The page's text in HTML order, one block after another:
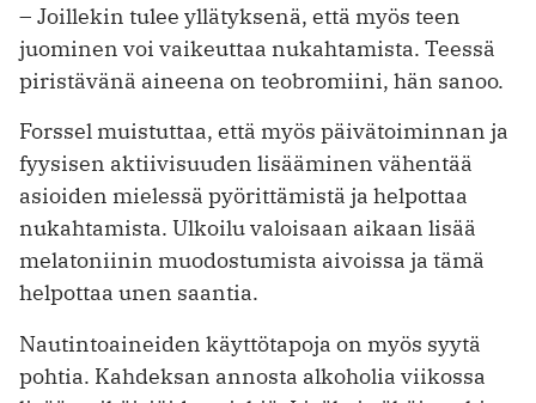
– Joillekin tulee yllätyksenä, että myös teen
juominen voi vaikeuttaa nukahtamista. Teessä
piristävänä aineena on teobromiini, hän sanoo.
Forssel muistuttaa, että myös päivätoiminnan ja
fyysisen aktiivisuuden lisääminen vähentää
asioiden mielessä pyörittämistä ja helpottaa
nukahtamista. Ulkoilu valoisaan aikaan lisää
melatoniinin muodostumista aivoissa ja tämä
helpottaa unen saantia.
Nautintoaineiden käyttötapoja on myös syytä
pohtia. Kahdeksan annosta alkoholia viikossa